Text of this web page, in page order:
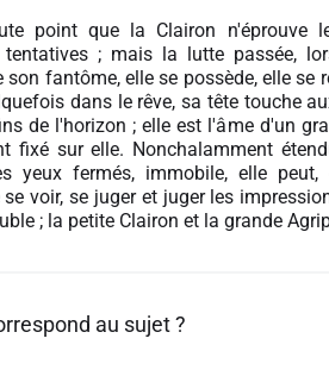
point que la Clairon n'éprouve
tentatives ; mais la lutte passée,
son fantôme, elle se possède, elle
dans le rêve, sa tête touche
de l'horizon ; elle est l'âme d'un
fixé sur elle. Nonchalamment
yeux fermés, immobile, elle
se voir, se juger et juger les
; la petite Clairon et la grande
au sujet ?